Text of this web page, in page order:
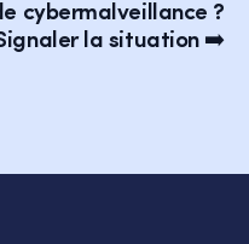
cybermalveillance ?
la situation ➡️